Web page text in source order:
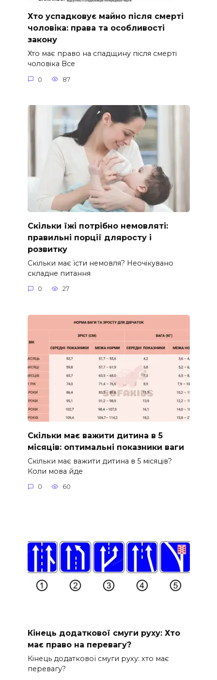
Хто успадковує майно після смерті
чоловіка: права та особливості
закону
Хто має право на спадщину після смерті
чоловіка Все
0 87
Скільки їжі потрібно немовляті:
правильні порції дляросту і
розвитку
Скільки має їсти немовля? Неочікувано
складне питання
0 27
Скільки має важити дитина в 5
місяців: оптимальні показники ваги
Скільки має важити дитина в 5 місяців?
Коли мова йде
0 60
Кінець додаткової смуги руху: Хто
має право на перевагу?
Кінець додаткової смуги руху: хто має
перевагу?